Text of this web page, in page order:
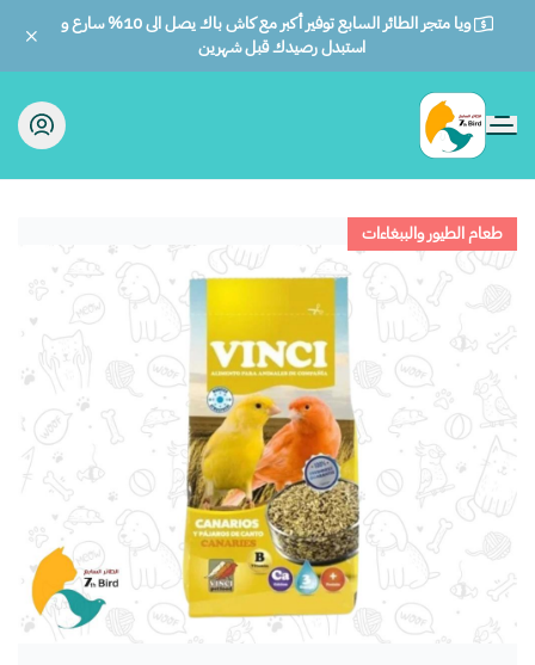
ويا متجر الطائر السابع توفير أكبر مع كاش باك يصل الى 10% سارع و
استبدل رصيدك قبل شهرين
الطائر السابع للحيوانات
طعام الطيور والببغاءات